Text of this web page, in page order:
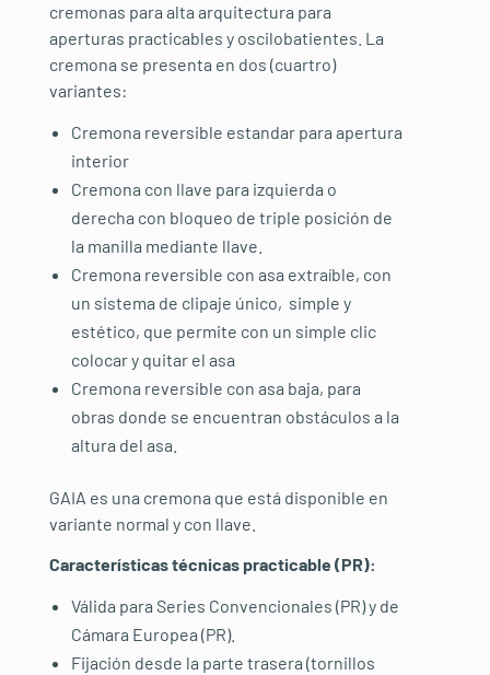
cremonas para alta arquitectura para
aperturas practicables y oscilobatientes. La
cremona se presenta en dos (cuartro)
variantes:
Cremona reversible estandar para apertura
interior
Cremona con llave para izquierda o
derecha con bloqueo de triple posición de
la manilla mediante llave.
Cremona reversible con asa extraíble, con
un sistema de clipaje único, simple y
estético, que permite con un simple clic
colocar y quitar el asa
Cremona reversible con asa baja, para
obras donde se encuentran obstáculos a la
altura del asa.
GAIA es una cremona que está disponible en
variante normal y con llave.
Características técnicas practicable (PR):
Válida para Series Convencionales (PR) y de
Cámara Europea (PR).
Fijación desde la parte trasera (tornillos